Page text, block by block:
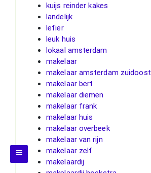
kuijs reinder kakes
landelijk
lefier
leuk huis
lokaal amsterdam
makelaar
makelaar amsterdam zuidoost
makelaar bert
makelaar diemen
makelaar frank
makelaar huis
makelaar overbeek
makelaar van rijn
makelaar zelf
makelaardij